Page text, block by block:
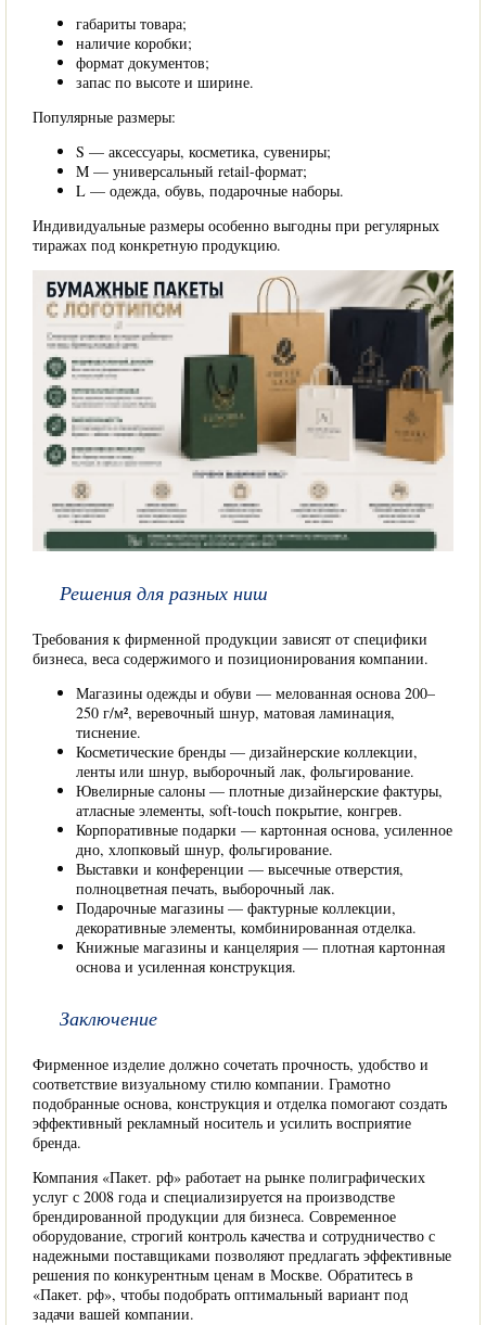
габариты товара;
наличие коробки;
формат документов;
запас по высоте и ширине.
Популярные размеры:
S — аксессуары, косметика, сувениры;
M — универсальный retail-формат;
L — одежда, обувь, подарочные наборы.
Индивидуальные размеры особенно выгодны при регулярных
тиражах под конкретную продукцию.
Решения для разных ниш
Требования к фирменной продукции зависят от специфики
бизнеса, веса содержимого и позиционирования компании.
Магазины одежды и обуви — мелованная основа 200–
250 г/м², веревочный шнур, матовая ламинация,
тиснение.
Косметические бренды — дизайнерские коллекции,
ленты или шнур, выборочный лак, фольгирование.
Ювелирные салоны — плотные дизайнерские фактуры,
атласные элементы, soft-touch покрытие, конгрев.
Корпоративные подарки — картонная основа, усиленное
дно, хлопковый шнур, фольгирование.
Выставки и конференции — высечные отверстия,
полноцветная печать, выборочный лак.
Подарочные магазины — фактурные коллекции,
декоративные элементы, комбинированная отделка.
Книжные магазины и канцелярия — плотная картонная
основа и усиленная конструкция.
Заключение
Фирменное изделие должно сочетать прочность, удобство и
соответствие визуальному стилю компании. Грамотно
подобранные основа, конструкция и отделка помогают создать
эффективный рекламный носитель и усилить восприятие
бренда.
Компания «Пакет. рф» работает на рынке полиграфических
услуг с 2008 года и специализируется на производстве
брендированной продукции для бизнеса. Современное
оборудование, строгий контроль качества и сотрудничество с
надежными поставщиками позволяют предлагать эффективные
решения по конкурентным ценам в Москве. Обратитесь в
«Пакет. рф», чтобы подобрать оптимальный вариант под
задачи вашей компании.